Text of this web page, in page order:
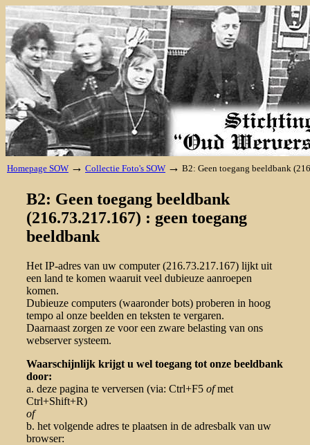
Homepage SOW → Collectie Foto's SOW → B2: Geen toegang beeldbank
B2: Geen toegang beeldbank
(216.73.217.167) : geen toegang
beeldbank
Het IP-adres van uw computer (216.73.217.167) lijkt uit
een land te komen waaruit veel dubieuze aanroepen
komen.
Dubieuze computers (waaronder bots) proberen in hoog
tempo al onze beelden en teksten te vergaren.
Daarnaast zorgen ze voor een zware belasting van ons
webserver systeem.
Waarschijnlijk krijgt u wel toegang tot onze beeldbank
door:
a. deze pagina te verversen (via: Ctrl+F5 ofmet
Ctrl+Shift+R)
of
b. het volgende adres te plaatsen in de adresbalk van uw
browser: